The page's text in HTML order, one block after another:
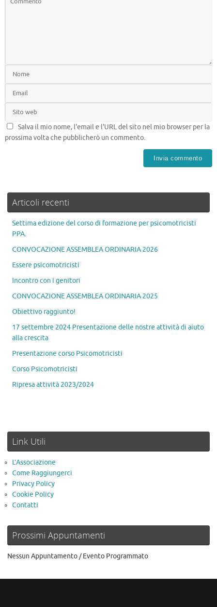
Salva il mio nome, l'email e l'URL del sito nel mio browser per la
prossima volta che pubblicherò un commento.
Articoli recenti
Settima edizione del corso di formazione per psicomotricisti
PPA.
CONVOCAZIONE ASSEMBLEA ORDINARIA 2026
Essere psicomotricisti
Incontro con i genitori
CONVOCAZIONE ASSEMBLEA ORDINARIA 2025
Obiettivo raggiunto!
17 settembre 2024 Presentazione delle nostre attività di aiuto
alla crescita
Presentazione corso Psicomotricisti
Corso Psicomotricisti
Ripresa attività 2023/2024
Link Utili
L’Associazione
Come Raggiungerci
Privacy Policy
Cookie Policy
Contatti
Prossimi Appuntamenti
Nessun Appuntamento / Evento Programmato